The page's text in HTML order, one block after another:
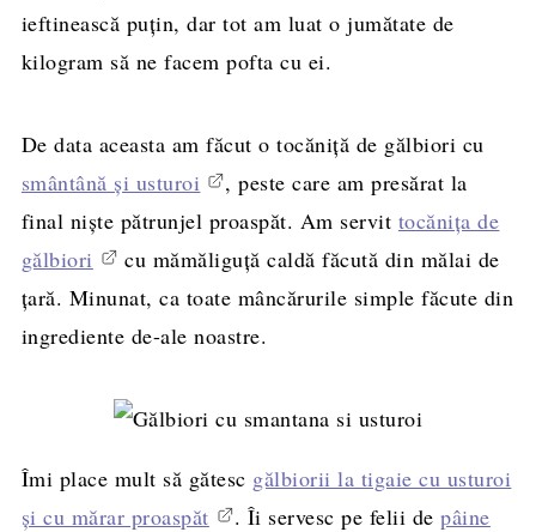
ieftinească puțin, dar tot am luat o jumătate de
kilogram să ne facem pofta cu ei.
De data aceasta am făcut o tocăniță de gălbiori cu
smântână și usturoi
, peste care am presărat la
final niște pătrunjel proaspăt. Am servit tocănița de
gălbiori
cu mămăliguță caldă făcută din mălai de
țară. Minunat, ca toate mâncărurile simple făcute din
ingrediente de-ale noastre.
Îmi place mult să gătesc gălbiorii la tigaie cu usturoi
și cu mărar proaspăt
. Îi servesc pe felii depâine